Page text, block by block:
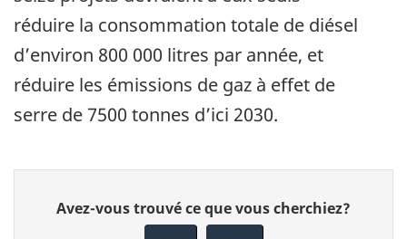
réduire la consommation totale de diésel
d’environ 800 000 litres par année, et
réduire les émissions de gaz à effet de
serre de 7500 tonnes d’ici 2030.
Donnez
votre
Avez-vous trouvé ce que vous cherchiez?